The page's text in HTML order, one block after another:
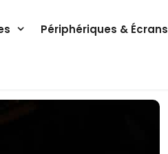
Périphériques & Écrans